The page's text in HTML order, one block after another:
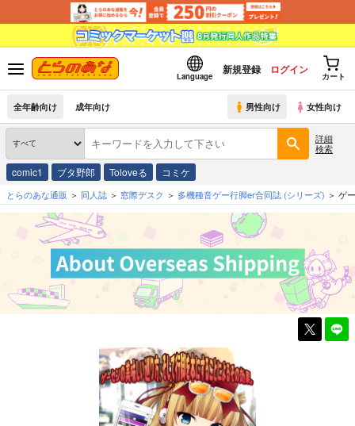
Language
新規登録 ログイン
カート
全年齢向け 成年向け 男性向け 女性向け
詳細
検索
comic1 ブタ野郎 Toloveる コミケ
とらのあな通販 同人誌 窓際デスク 多機種音ゲー行脚er合同誌 (シリーズ) ゲ